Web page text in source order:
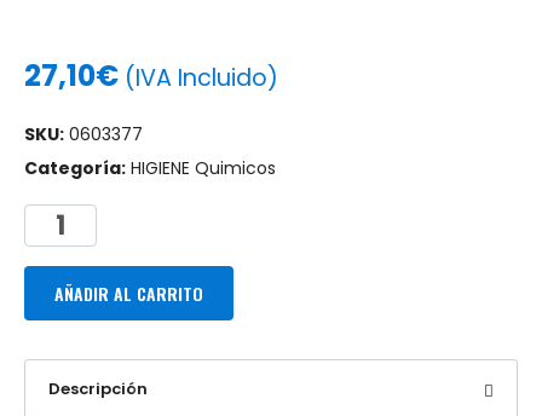
27,10€ (IVA Incluido)
SKU: 0603377
Categoría: HIGIENE Quimicos
AÑADIR AL CARRITO
Descripción